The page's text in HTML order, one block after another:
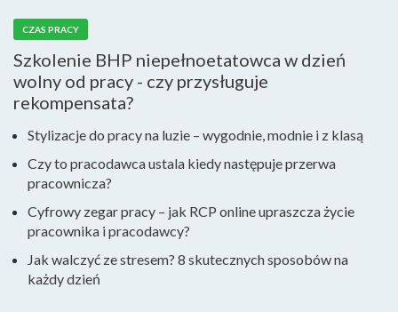
CZAS PRACY
Szkolenie BHP niepełnoetatowca w dzień
wolny od pracy - czy przysługuje
rekompensata?
Stylizacje do pracy na luzie – wygodnie, modnie i z klasą
Czy to pracodawca ustala kiedy następuje przerwa
pracownicza?
Cyfrowy zegar pracy – jak RCP online upraszcza życie
pracownika i pracodawcy?
Jak walczyć ze stresem? 8 skutecznych sposobów na
każdy dzień